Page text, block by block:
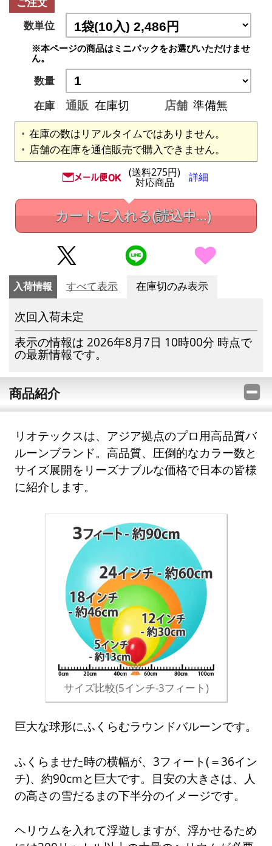
数単位
※本ページの商品はミニパックをお選びいただけませ
ん。
数量
在庫
通販 在庫切 店舗 準備無
在庫の数はリアルタイムではありません。
店舗の在庫を通信販売で購入できません。
(送料275円)
対応商品 詳細
カートに入れる(読込中...)
入荷情報 すべて表示 在庫切のみ表示
次回入荷未定
表示の情報は 2026年8月7日 10時00分 時点で
の最新情報です。
商品紹介
リオテックスは、アジア拠点のプロ用高品質バ
ルーンブランド。高品質、圧倒的なカラー数と
サイズ展開をリーズナブルな価格で日本の皆様
に紹介します。
サイズ比較(5インチ-3フィート)
巨大な球形にふくらむラウンドバルーンです。
ふくらませた時の横幅が、3フィート(＝36イン
チ)、約90cmと巨大です。目安の大きさは、人
の高さの雪だるまの下半分のイメージです。
ヘリウムを入れて浮遊しますが、浮かせるため